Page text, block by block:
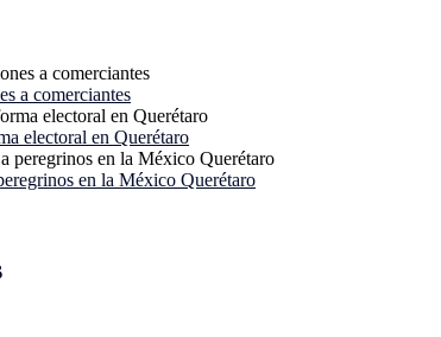
a comerciantes
electoral en Querétaro
en la México Querétaro